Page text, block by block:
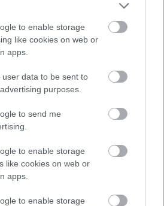
to enable storage
like cookies on web or
apps.
user data to be sent to
purposes.
to send me
to enable storage
like cookies on web or
apps.
to enable storage
térképen a
zónák